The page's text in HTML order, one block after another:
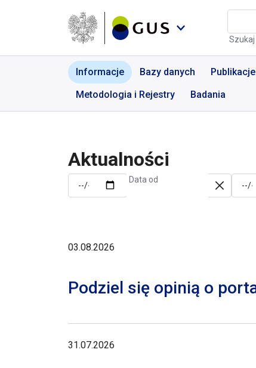
Aktualności | GUS -
Szukaj
Informacje Bazy danych Publikacje
Metodologia i Rejestry
Badania
Aktualności
Data od
03.08.2026
Podziel się opinią o
31.07.2026